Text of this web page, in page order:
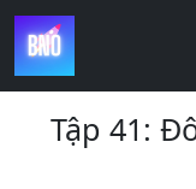
Tập 41: